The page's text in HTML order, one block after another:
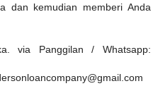
dan kemudian memberi Anda
via Panggilan / Whatsapp: